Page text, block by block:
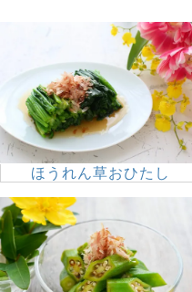
ほうれん草おひたし